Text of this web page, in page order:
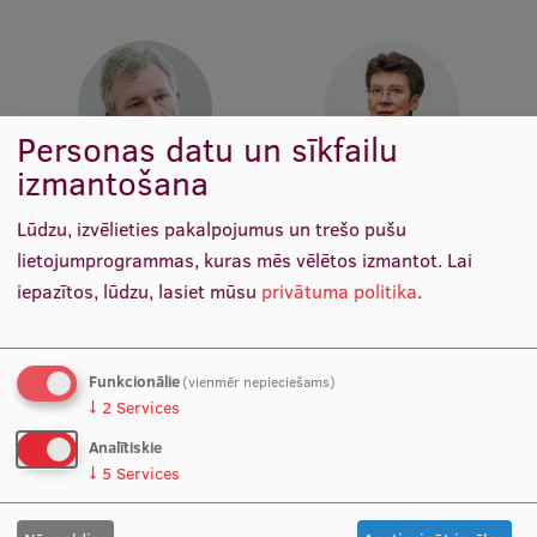
Starptautiskā sadarbība
Mobilitātes programmas
Starptautiskie projekti
Starptautiskie sadarbības partneri
EURAXESS RSU kontaktpunkts
Prof. PhD Ģirts Briģis
Docētājs, Vadošais pētnieks
Docētāja, Vadošais pētnieks
Prof. Māris Taube
Prof. Renāte Ranka
Personas datu un sīkfailu
izmantošana
Lūdzu, izvēlieties pakalpojumus un trešo pušu
lietojumprogrammas, kuras mēs vēlētos izmantot. Lai
iepazītos, lūdzu, lasiet mūsu privātuma politika.
Funkcionālie(vienmēr nepieciešams)
↓ 2 Services
Analītiskie
↓ 5 Services